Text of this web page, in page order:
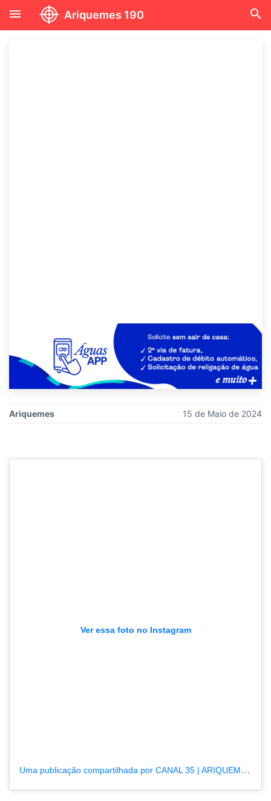
menu Ariquemes 190 search
Ariquemes 15 de Maio de 2024
Ver essa foto no Instagram
Uma publicação compartilhada por CANAL 35 | ARIQUEMES190.COM.BR (@tvpcanal35)